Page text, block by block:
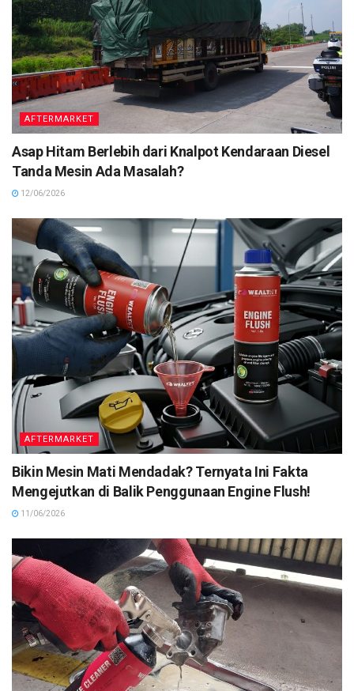
AFTERMARKET
Asap Hitam Berlebih dari Knalpot Kendaraan Diesel
Tanda Mesin Ada Masalah?
12/06/2026
AFTERMARKET
Bikin Mesin Mati Mendadak? Ternyata Ini Fakta
Mengejutkan di Balik Penggunaan Engine Flush!
11/06/2026